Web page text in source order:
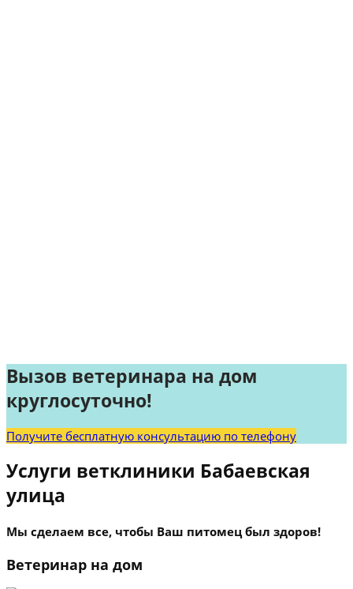
Вызов ветеринара на дом
круглосуточно!
Получите бесплатную консультацию по телефону
Услуги ветклиники Бабаевская
улица
Мы сделаем все, чтобы Ваш питомец был здоров!
Ветеринар на дом